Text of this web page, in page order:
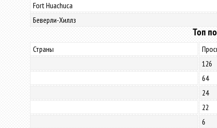
Fort Huachuca
Беверли-Хиллз
Топ
Страны
126
64
24
22
6